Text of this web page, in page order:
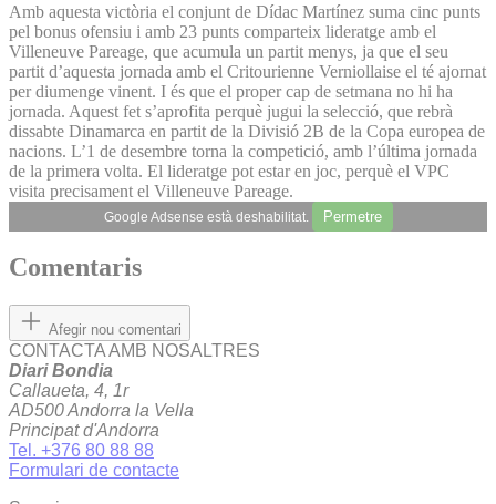
Amb aquesta victòria el conjunt de Dídac Martínez suma cinc punts
pel bonus ofensiu i amb 23 punts comparteix lideratge amb el
Villeneuve Pareage, que acumula un partit menys, ja que el seu
partit d’aquesta jornada amb el Critourienne Verniollaise el té ajornat
per diumenge vinent. I és que el proper cap de setmana no hi ha
jornada. Aquest fet s’aprofita perquè jugui la selecció, que rebrà
dissabte Dinamarca en partit de la Divisió 2B de la Copa europea de
nacions. L’1 de desembre torna la competició, amb l’última jornada
de la primera volta. El lideratge pot estar en joc, perquè el VPC
visita precisament el Villeneuve Pareage.
Google Adsense està deshabilitat. Permetre
Comentaris
Afegir nou comentari
CONTACTA AMB NOSALTRES
Diari Bondia
Callaueta, 4, 1r
AD500 Andorra la Vella
Principat d'Andorra
Tel. +376 80 88 88
Formulari de contacte